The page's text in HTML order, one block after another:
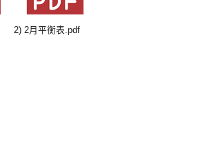
2) 2月平衡表.pdf